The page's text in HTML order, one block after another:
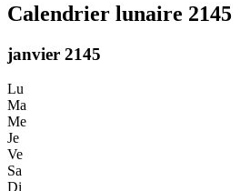
Calendrier lunaire 2145
janvier 2145
Lu
Ma
Me
Je
Ve
Sa
Di